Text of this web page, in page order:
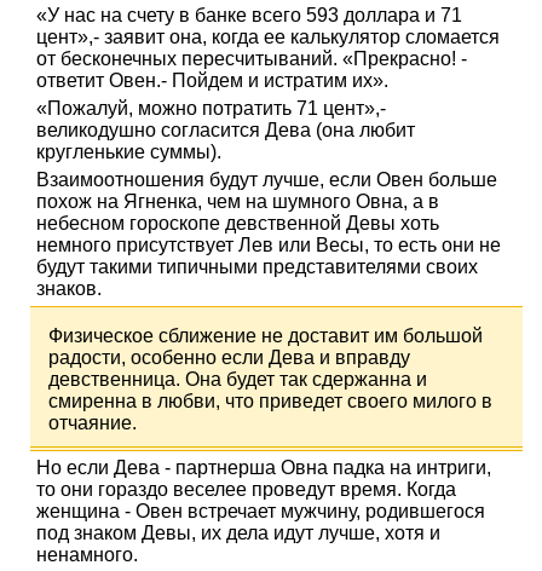
«У нас на счету в банке всего 593 доллара и 71
цент»,- заявит она, когда ее калькулятор сломается
от бесконечных пересчитываний. «Прекрасно! -
ответит Овен.- Пойдем и истратим их».
«Пожалуй, можно потратить 71 цент»,-
великодушно согласится Дева (она любит
кругленькие суммы).
Взаимоотношения будут лучше, если Овен больше
похож на Ягненка, чем на шумного Овна, а в
небесном гороскопе девственной Девы хоть
немного присутствует Лев или Весы, то есть они не
будут такими типичными представителями своих
знаков.
Физическое сближение не доставит им большой
радости, особенно если Дева и вправду
девственница. Она будет так сдержанна и
смиренна в любви, что приведет своего милого в
отчаяние.
Но если Дева - партнерша Овна падка на интриги,
то они гораздо веселее проведут время. Когда
женщина - Овен встречает мужчину, родившегося
под знаком Девы, их дела идут лучше, хотя и
ненамного.